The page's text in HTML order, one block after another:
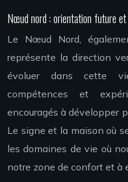
Nœud nord : orientation future
Le Nœud Nord,
représente la direction
évoluer dans cette
compétences et
encouragés à développer
Le signe et la maison où
les domaines de vie où
notre zone de confort et à